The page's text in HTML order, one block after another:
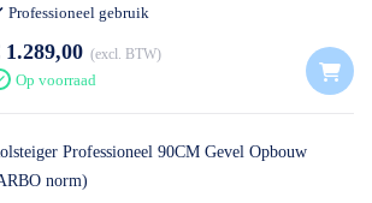
Professioneel gebruik
1.289,00 excl. BTW
Op voorraad
Professioneel 90CM Gevel Opbouw
norm)